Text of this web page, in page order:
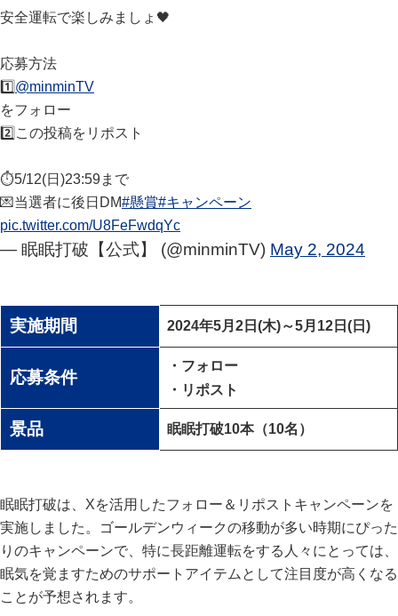
安全運転で楽しみましょ🖤
応募方法
1️⃣@minminTV
をフォロー
2️⃣この投稿をリポスト
⏱️5/12(日)23:59まで
💌当選者に後日DM#懸賞#キャンペーン
pic.twitter.com/U8FeFwdqYc
— 眠眠打破【公式】 (@minminTV) May 2, 2024
実施期間 2024年5月2日(木)～5月12日(日)
応募条件
・フォロー
・リポスト
景品 眠眠打破10本（10名）
眠眠打破は、Xを活用したフォロー＆リポストキャンペーンを
実施しました。ゴールデンウィークの移動が多い時期にぴった
りのキャンペーンで、特に長距離運転をする人々にとっては、
眠気を覚ますためのサポートアイテムとして注目度が高くなる
ことが予想されます。